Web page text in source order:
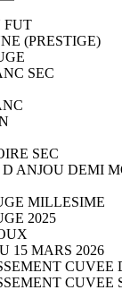
FUT
(PRESTIGE)
SEC
SEC
ANJOU DEMI
MILLESIME
2025
15 MARS 2026
CUVEE
CUVEE